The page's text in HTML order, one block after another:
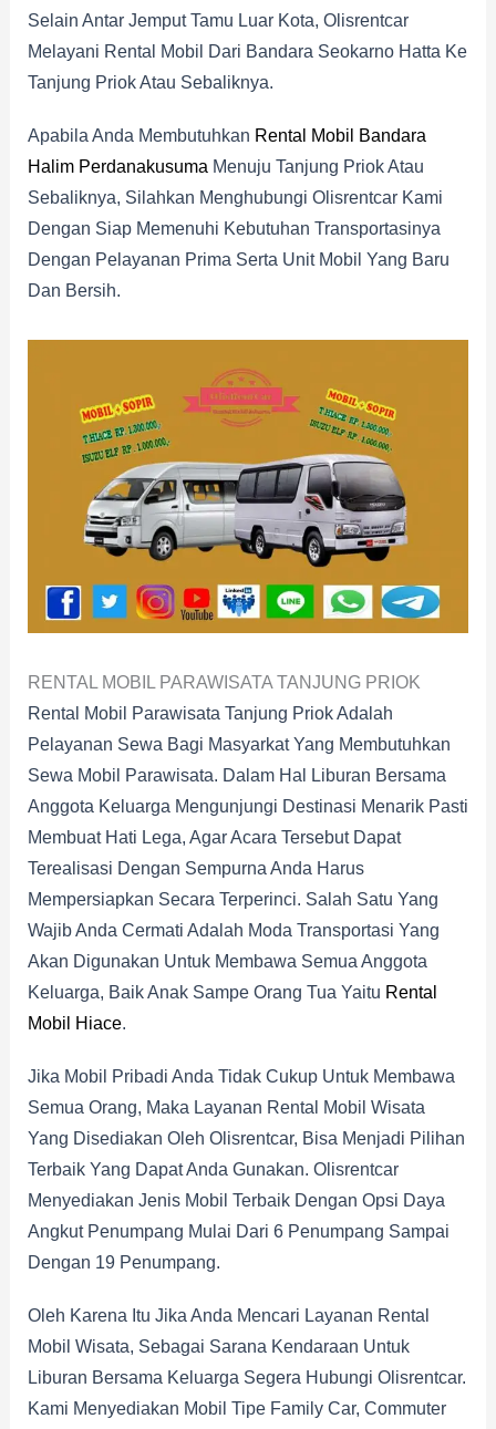
Selain Antar Jemput Tamu Luar Kota, Olisrentcar
Melayani Rental Mobil Dari Bandara Seokarno Hatta Ke
Tanjung Priok Atau Sebaliknya.
Apabila Anda Membutuhkan Rental Mobil Bandara
Halim Perdanakusuma Menuju Tanjung Priok Atau
Sebaliknya, Silahkan Menghubungi Olisrentcar Kami
Dengan Siap Memenuhi Kebutuhan Transportasinya
Dengan Pelayanan Prima Serta Unit Mobil Yang Baru
Dan Bersih.
RENTAL MOBIL PARAWISATA TANJUNG PRIOK
Rental Mobil Parawisata Tanjung Priok Adalah
Pelayanan Sewa Bagi Masyarkat Yang Membutuhkan
Sewa Mobil Parawisata. Dalam Hal Liburan Bersama
Anggota Keluarga Mengunjungi Destinasi Menarik Pasti
Membuat Hati Lega, Agar Acara Tersebut Dapat
Terealisasi Dengan Sempurna Anda Harus
Mempersiapkan Secara Terperinci. Salah Satu Yang
Wajib Anda Cermati Adalah Moda Transportasi Yang
Akan Digunakan Untuk Membawa Semua Anggota
Keluarga, Baik Anak Sampe Orang Tua Yaitu Rental
Mobil Hiace.
Jika Mobil Pribadi Anda Tidak Cukup Untuk Membawa
Semua Orang, Maka Layanan Rental Mobil Wisata
Yang Disediakan Oleh Olisrentcar, Bisa Menjadi Pilihan
Terbaik Yang Dapat Anda Gunakan. Olisrentcar
Menyediakan Jenis Mobil Terbaik Dengan Opsi Daya
Angkut Penumpang Mulai Dari 6 Penumpang Sampai
Dengan 19 Penumpang.
Oleh Karena Itu Jika Anda Mencari Layanan Rental
Mobil Wisata, Sebagai Sarana Kendaraan Untuk
Liburan Bersama Keluarga Segera Hubungi Olisrentcar.
Kami Menyediakan Mobil Tipe Family Car, Commuter